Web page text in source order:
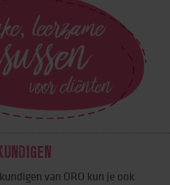
van ORO kun je ook